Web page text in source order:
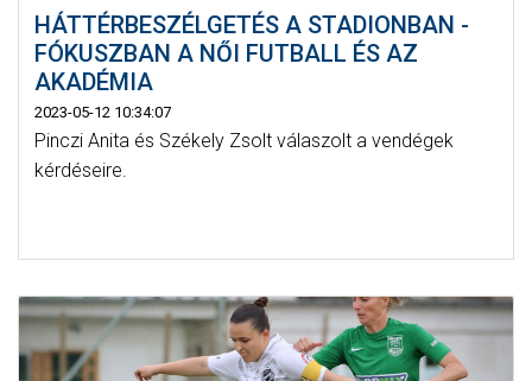
HÁTTÉRBESZÉLGETÉS A STADIONBAN -
FÓKUSZBAN A NŐI FUTBALL ÉS AZ
AKADÉMIA
2023-05-12 10:34:07
Pinczi Anita és Székely Zsolt válaszolt a vendégek
kérdéseire.